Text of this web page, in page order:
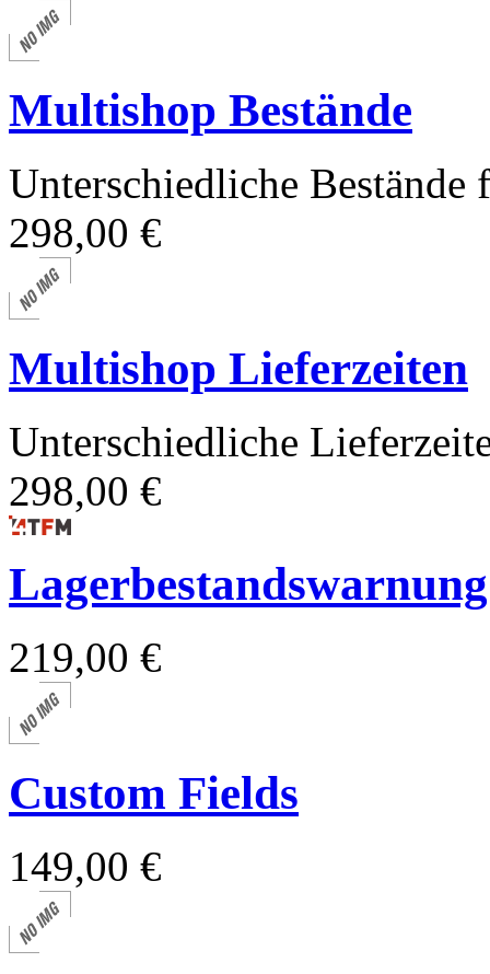
Multishop Bestände
Unterschiedliche Bestände
298,00 €
Multishop Lieferzeiten
Unterschiedliche
298,00 €
Lagerbestandswarnung
219,00 €
Custom Fields
149,00 €